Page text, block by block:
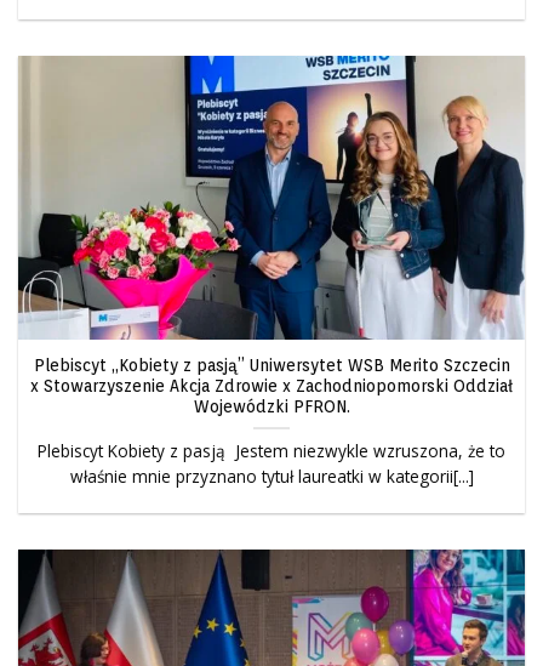
Plebiscyt „Kobiety z pasją” Uniwersytet WSB Merito Szczecin
x Stowarzyszenie Akcja Zdrowie x Zachodniopomorski Oddział
Wojewódzki PFRON.
Plebiscyt Kobiety z pasją Jestem niezwykle wzruszona, że to
właśnie mnie przyznano tytuł laureatki w kategorii[...]